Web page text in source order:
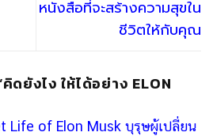
หนังสือที่จะสร้างความสุขใน
ชีวิตให้กับคุณ
คิดยังไง ให้ได้อย่าง ELON
Life of Elon Musk บุรุษผู้เปลี่ยน